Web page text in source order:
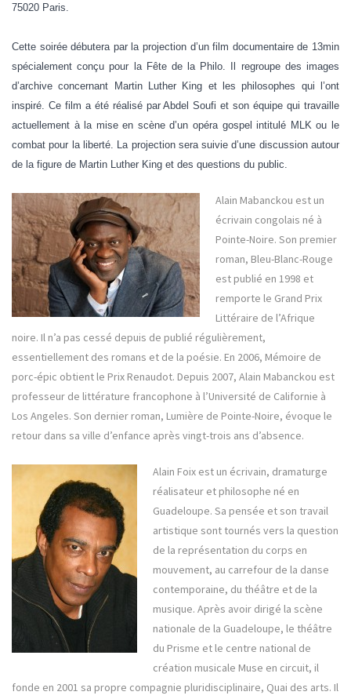
75020 Paris.
Cette soirée débutera par la projection d’un film documentaire de 13min
spécialement conçu pour la Fête de la Philo. Il regroupe des images
d’archive concernant Martin Luther King et les philosophes qui l’ont
inspiré. Ce film a été réalisé par Abdel Soufi et son équipe qui travaille
actuellement à la mise en scène d’un opéra gospel intitulé MLK ou le
combat pour la liberté. La projection sera suivie d’une discussion autour
de la figure de Martin Luther King et des questions du public.
Alain Mabanckou est un
écrivain congolais né à
Pointe-Noire. Son premier
roman, Bleu-Blanc-Rouge
est publié en 1998 et
remporte le Grand Prix
Littéraire de l’Afrique
noire. Il n’a pas cessé depuis de publié régulièrement,
essentiellement des romans et de la poésie. En 2006, Mémoire de
porc-épic obtient le Prix Renaudot. Depuis 2007, Alain Mabanckou est
professeur de littérature francophone à l’Université de Californie à
Los Angeles. Son dernier roman, Lumière de Pointe-Noire, évoque le
retour dans sa ville d’enfance après vingt-trois ans d’absence.
Alain Foix est un écrivain, dramaturge
réalisateur et philosophe né en
Guadeloupe. Sa pensée et son travail
artistique sont tournés vers la question
de la représentation du corps en
mouvement, au carrefour de la danse
contemporaine, du théâtre et de la
musique. Après avoir dirigé la scène
nationale de la Guadeloupe, le théâtre
du Prisme et le centre national de
création musicale Muse en circuit, il
fonde en 2001 sa propre compagnie pluridisciplinaire, Quai des arts. Il